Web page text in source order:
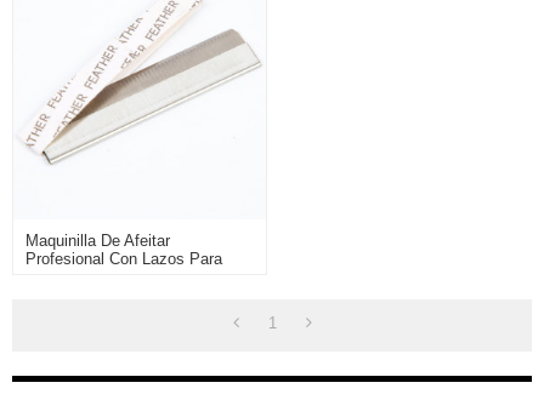
Maquinilla De Afeitar
Profesional Con Lazos Para
1